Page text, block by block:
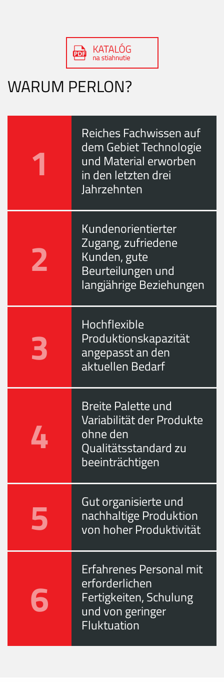
WARUM PERLON?
1
Reiches Fachwissen auf
dem Gebiet Technologie
und Material erworben
in den letzten drei
Jahrzehnten
2
Kundenorientierter
Zugang, zufriedene
Kunden, gute
Beurteilungen und
langjährige Beziehungen
3 Hochflexible
Produktionskapazität
angepasst an den
aktuellen Bedarf
4
Breite Palette und
Variabilität der Produkte
ohne den
Qualitätsstandard zu
beeinträchtigen
5 Gut organisierte und
nachhaltige Produktion
von hoher Produktivität
6
Erfahrenes Personal mit
erforderlichen
Fertigkeiten, Schulung
und von geringer
Fluktuation